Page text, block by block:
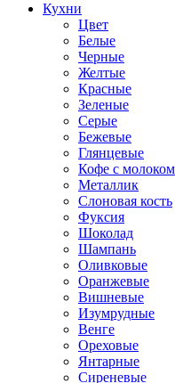
Кухни
Цвет
Белые
Черные
Желтые
Красные
Зеленые
Серые
Бежевые
Глянцевые
Кофе с молоком
Металлик
Слоновая кость
Фуксия
Шоколад
Шампань
Оливковые
Оранжевые
Вишневые
Изумрудные
Венге
Ореховые
Янтарные
Сиреневые